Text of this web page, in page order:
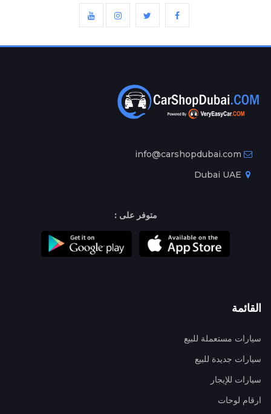
info@carshopdubai.com
متوفر على :
القائمة
سيارات مستعملة للبيع
سيارات جديدة للبيع
سيارات للإيجار
ارقام لوحات